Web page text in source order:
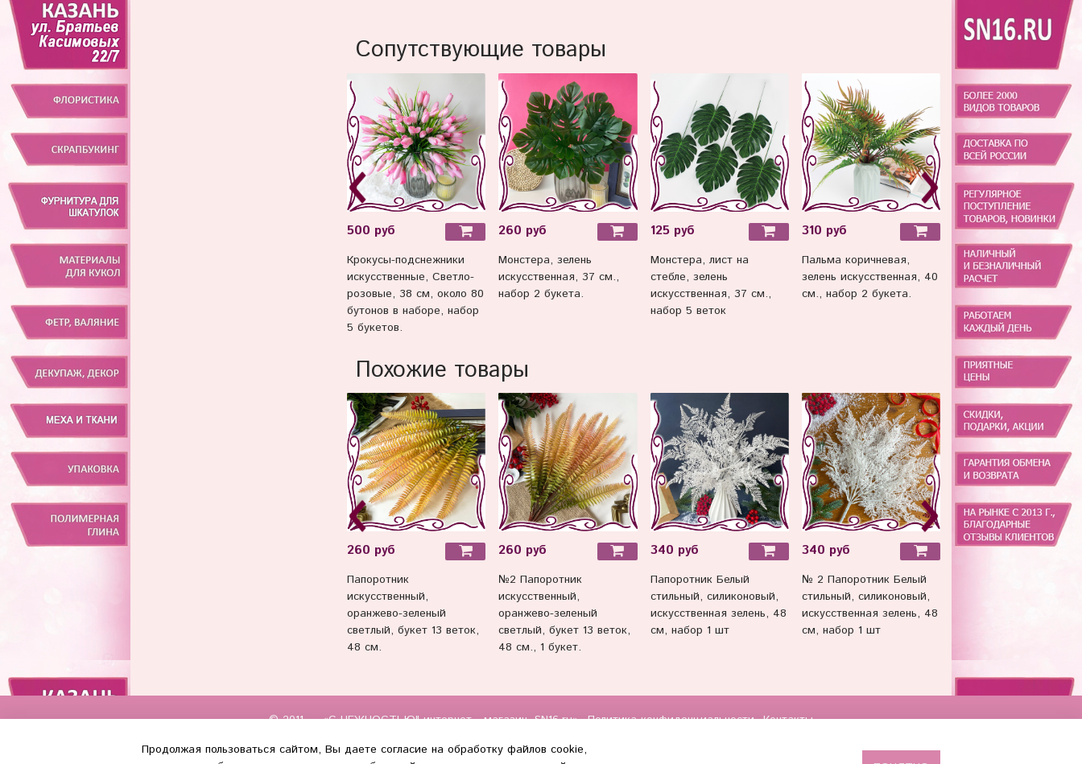
Сопутствующие товары
500 руб
Крокусы-подснежники
искусственные, Светло-
розовые, 38 см, около 80
бутонов в наборе, набор
5 букетов.
260 руб
Монстера, зелень
искусственная, 37 см.,
набор 2 букета.
125 руб
Монстера, лист на
стебле, зелень
искусственная, 37 см.,
набор 5 веток
310 руб
Пальма коричневая,
зелень искусственная, 40
см., набор 2 букета.
300 руб
Пальма зелёная, зелень
искусственная, 40 см.,
набор 2 букета.
Похожие товары
260 руб
Папоротник
искусственный,
оранжево-зеленый
светлый, букет 13 веток,
48 см.
260 руб
№2 Папоротник
искусственный,
оранжево-зеленый
светлый, букет 13 веток,
48 см., 1 букет.
340 руб
Папоротник Белый
стильный, силиконовый,
искусственная зелень, 48
см, набор 1 шт
340 руб
№ 2 Папоротник Белый
стильный, силиконовый,
искусственная зелень, 48
см, набор 1 шт
220 руб
© 2011 — «С НЕЖНОСТЬЮ" интернет - магазин, SN16.ru» Политика конфиденциальности Контакты
Продолжая пользоваться сайтом, Вы даете согласие на обработку файлов cookie,